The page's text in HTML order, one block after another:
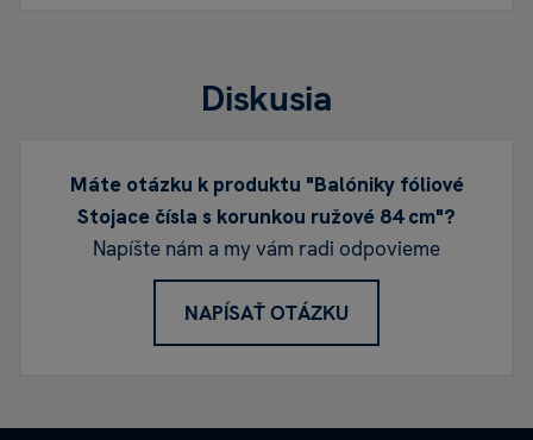
Diskusia
Máte otázku k produktu "Balóniky fóliové
Stojace čísla s korunkou ružové 84 cm"?
Napíšte nám a my vám radi odpovieme
NAPÍSAŤ OTÁZKU